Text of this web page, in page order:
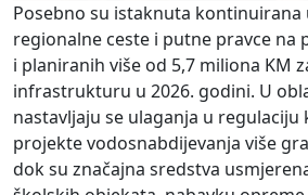
Posebno su istaknuta kontinuirana
regionalne ceste i putne pravce na
i planiranih više od 5,7 miliona KM
infrastrukturu u 2026. godini. U
nastavljaju se ulaganja u regulaciju
projekte vodosnabdijevanja više
dok su značajna sredstva